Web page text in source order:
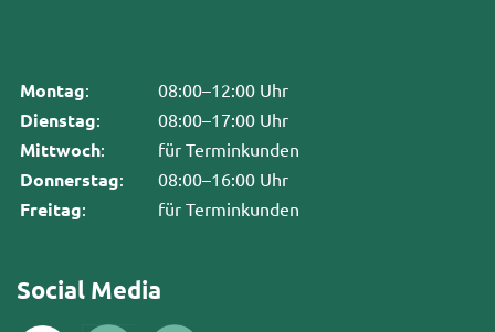
Montag: 08:00–12:00 Uhr
Dienstag: 08:00–17:00 Uhr
Mittwoch: für Terminkunden
Donnerstag: 08:00–16:00 Uhr
Freitag: für Terminkunden
Social Media